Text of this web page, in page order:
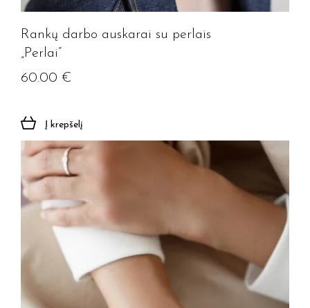
Rankų darbo auskarai su perlais
„Perlai”
60.00 €
Į krepšelį